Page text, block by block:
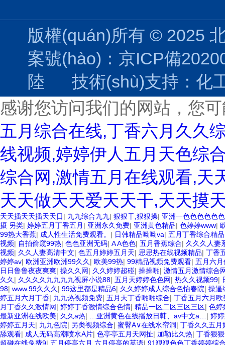
版權(quán)所有 © 2025
案號(hào)：京ICP備
陸 技術(shù)支持： 化
感谢您访问我们的网站，您
五月综合在线,丁香六月久久
线视频,婷婷伊人五月天色综
综合网,激情五月在线观看,天
天天做天天爱天天干,天天摸
天天插天天插天天日| 九九综合九九| 狠狠干,狠狠操| 亚洲一色色色色色
摄 另类| 婷婷五月丁香五月 | 亚洲永久免费| 亚洲黄色精品| 色婷婷www|
99热大香蕉| 成人性生活免费观看。 | 日韩精品呦呦va| 五月丁香综合精品
视频| 自拍偷窥99热| 色色亚洲无码| A A色色| 五月香蕉综合| 久久久人妻
视频| 久久人妻高清中文| 色五月婷婷五月天| 思思热在线视频精品| 丁香
婷婷av| 欧洲亚洲欧洲99久久 | 欧美99热| 99精品视频免费观看| 五月六月
日日鲁鲁夜夜爽爽| 操久久网| 久久婷婷超碰| 操操啪| 激情五月激情综合
久久 | 久久久久九九九九视屏小说88| 五月天婷婷色色网| 热久久视频99|
98| www.99久久久 | 99这里都是精品6| 久久婷婷成人综合色怡春院| 操逼
婷五月六月丁香| 九九热视频免费| 五月天丁香啪啪综合| 丁香五月六月欧
月丁香久久激情网| 婷婷丁香激情综合色情| 精品一区二区三区三区| 色婷
最新亚洲在线欧美| 久久a热| …亚洲黄色在线播放日韩、av中文a… | 婷
婷婷五月天| 九九色院| 另类视频综合| 蜜臀A∨在线水帘洞| 丁香久久五月
舔观看| 成人无码髙潮喷水A片| 色亭亭五月天网扯| 加勒比久热| 丁香狠
超碰在线免费9| 五月停亭六月,六月停亭的英语| 91狠狠色色丁香婷婷综